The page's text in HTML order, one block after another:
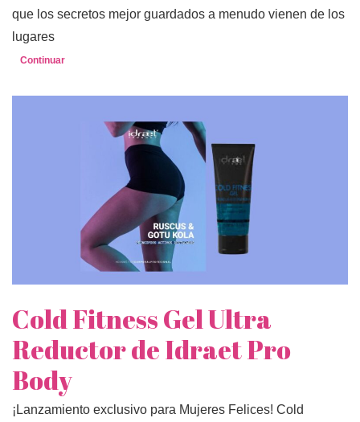
que los secretos mejor guardados a menudo vienen de los
lugares
Continuar
Cold Fitness Gel Ultra
Reductor de Idraet Pro
Body
¡Lanzamiento exclusivo para Mujeres Felices! Cold